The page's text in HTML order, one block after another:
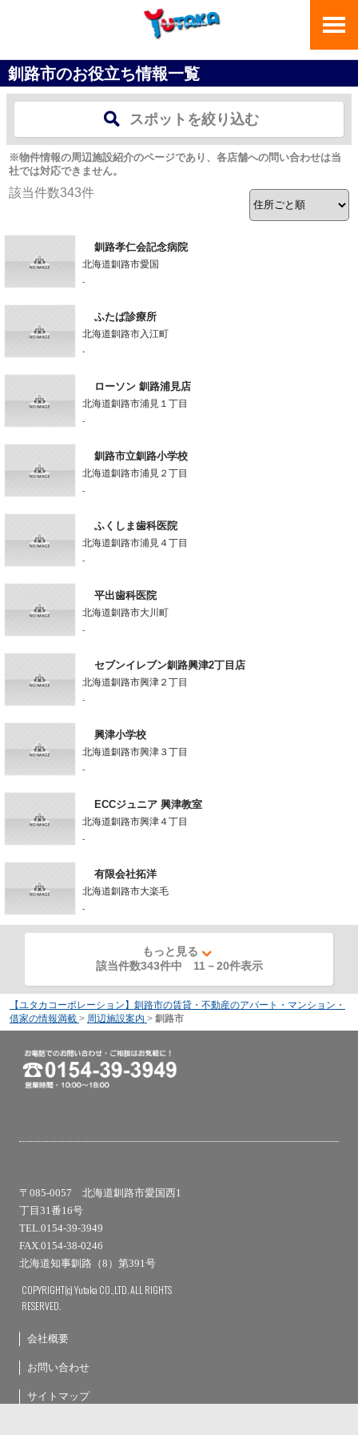
釧路市のお役立ち情報一覧
スポットを絞り込む
※物件情報の周辺施設紹介のページであり、各店舗への問い合わせは当
社では対応できません。
該当件数343件
釧路孝仁会記念病院
北海道釧路市愛国
-
ふたば診療所
北海道釧路市入江町
-
ローソン 釧路浦見店
北海道釧路市浦見１丁目
-
釧路市立釧路小学校
北海道釧路市浦見２丁目
-
ふくしま歯科医院
北海道釧路市浦見４丁目
-
平出歯科医院
北海道釧路市大川町
-
セブンイレブン釧路興津2丁目店
北海道釧路市興津２丁目
-
興津小学校
北海道釧路市興津３丁目
-
ECCジュニア 興津教室
北海道釧路市興津４丁目
-
有限会社拓洋
北海道釧路市大楽毛
-
もっと見る
該当件数343件中 11 －20件表示
【ユタカコーポレーション】釧路市の賃貸・不動産のアパート・マンション・
借家の情報満載 > 周辺施設案内 > 釧路市
〒085-0057 北海道釧路市愛国西1
丁目31番16号
TEL.0154-39-3949
FAX.0154-38-0246
北海道知事釧路（8）第391号
COPYRIGHT(c) Yutaka CO.,LTD. ALL RIGHTS
RESERVED.
会社概要
お問い合わせ
サイトマップ